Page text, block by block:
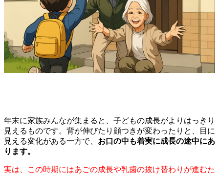
年末に家族みんなが集まると、子どもの成長がよりはっきり
見えるものです。背が伸びたり顔つきが変わったりと、目に
見える変化がある一方で、 お口の中も着実に成長の途中にあ
ります。
実は、この時期にはあごの成長や乳歯の抜け替わりが進むた